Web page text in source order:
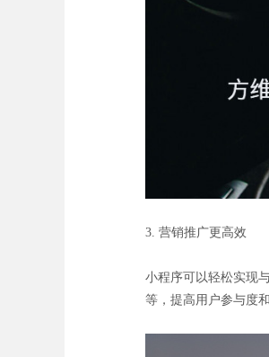
3. 营销推广更高效
小程序可以轻松实现
等，提高用户参与度和